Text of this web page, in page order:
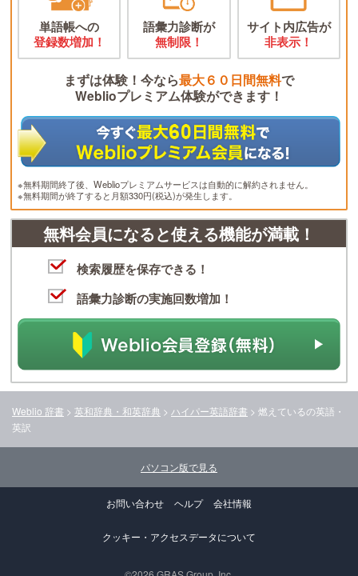
単語帳への
登録数増加！
語彙力診断が
無制限！
サイト内広告が
非表示！
まずは体験！今なら最大６０日間無料で
Weblioプレミアム体験ができます！
※無料期間終了後、Weblioプレミアムサービスは自動的に解約されません。
※無料期間が終了すると月額330円(税込)が発生します。
無料会員になると使える機能が満載！
検索履歴を保存できる！
語彙力診断の実施回数増加！
Weblio 辞書 > 英和辞典・和英辞典 > ハイパー英語辞書 > 燃えているの英語・
英訳
パソコン版で見る
お問い合わせ ヘルプ 会社情報
クッキー・アクセスデータについて